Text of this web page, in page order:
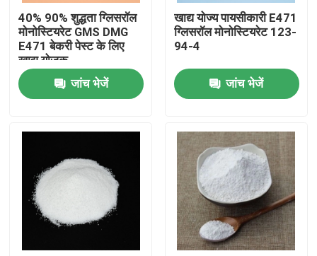
हमारे बारे में
कारखाना भ्रमण
संपर्क करें
समाचार
एक उद्धरण का अनुरोध करें
40% 90% शुद्धता ग्लिसरॉल
मोनोस्टियरेट GMS DMG
E471 बेकरी पेस्ट के लिए
खाद्य योजक
जांच भेजें
खाद्य योज्य पायसीकारी E471
ग्लिसरॉल मोनोस्टियरेट 123-
94-4
जांच भेजें